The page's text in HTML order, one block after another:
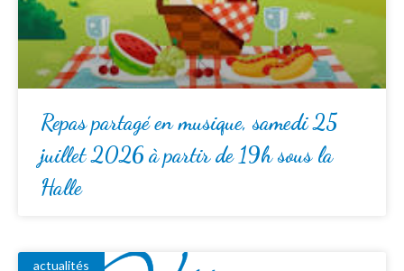
Repas partagé en musique, samedi 25
juillet 2026 à partir de 19h sous la
Halle
actualités